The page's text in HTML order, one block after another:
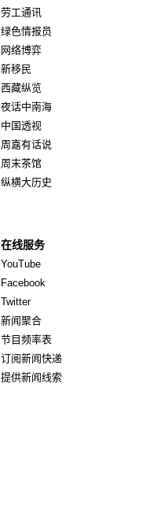
劳工通讯
绿色情报员
网络博弈
新移民
西藏纵览
夜话中南海
中国透视
周嘉有话说
周末茶馆
纵横大历史
在线服务
YouTube
Facebook
TwitterOpens in new window
新闻聚合
节目频率表
订阅新闻快递
提供新闻线索